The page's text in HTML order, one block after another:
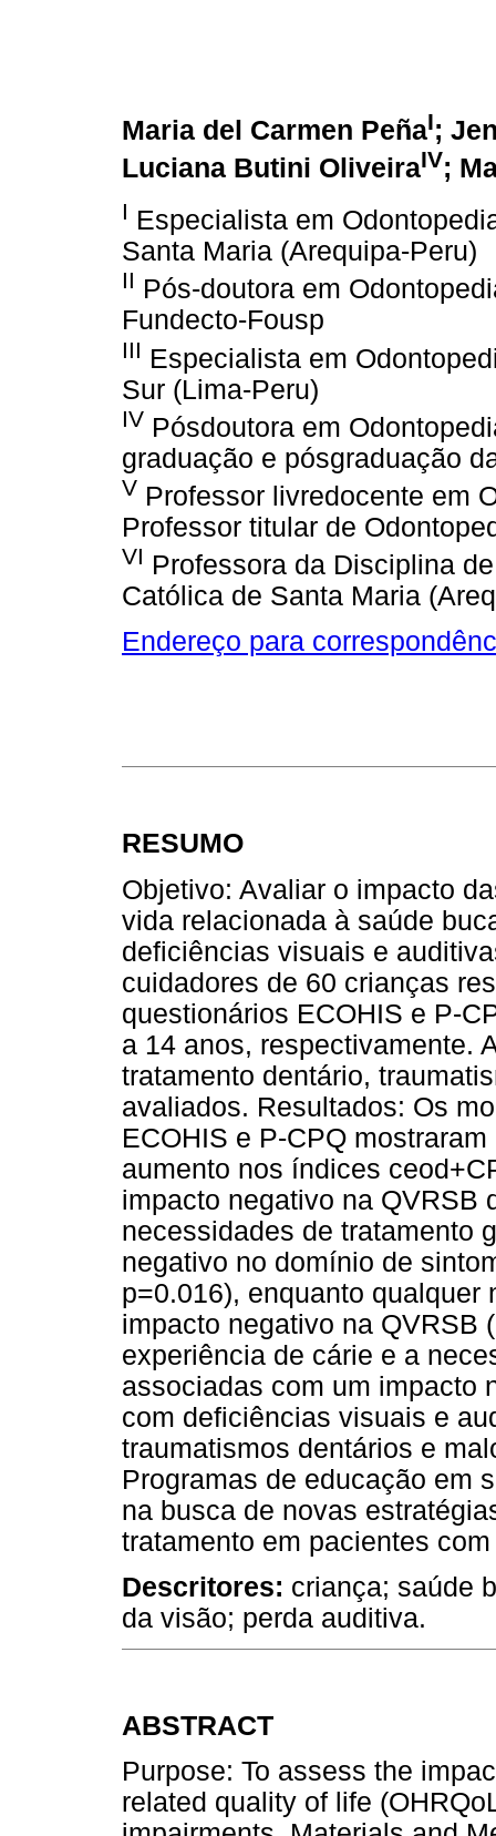
Maria del Carmen PeñaI;
Luciana Butini OliveiraIV;
I Especialista em
Santa Maria (Arequipa-Peru)
II Pós-doutora em
Fundecto-Fousp
III Especialista em
Sur (Lima-Peru)
IV Pósdoutora em
graduação e pósgraduação
V Professor livredocente em
Professor titular de
VI Professora da Disciplina
Católica de Santa Maria
Endereço para
RESUMO
Objetivo: Avaliar o impacto
vida relacionada à saúde
deficiências visuais e
cuidadores de 60 crianças
questionários ECOHIS e P-
a 14 anos, respectivamente.
tratamento dentário,
avaliados. Resultados: Os
ECOHIS e P-CPQ
aumento nos índices
impacto negativo na QVRSB
necessidades de tratamento
negativo no domínio de
p=0.016), enquanto qualquer
impacto negativo na QVRSB
experiência de cárie e a
associadas com um impacto
com deficiências visuais e
traumatismos dentários e
Programas de educação em
na busca de novas
tratamento em pacientes
Descritores: criança; saúde
da visão; perda auditiva.
ABSTRACT
Purpose: To assess the
related quality of life